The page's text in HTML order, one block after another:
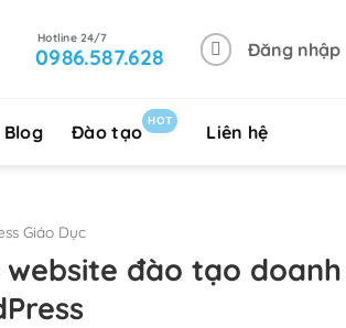
0986.587.628 Đăng nhập
Blog Đào tạo
HOT
Liên hệ
Giáo Dục
website đào tạo